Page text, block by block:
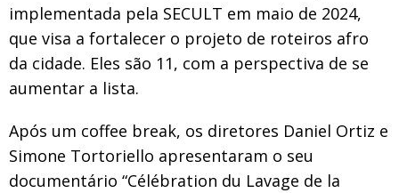
implementada pela SECULT em maio de 2024,
que visa a fortalecer o projeto de roteiros afro
da cidade. Eles são 11, com a perspectiva de se
aumentar a lista.
Após um coffee break, os diretores Daniel Ortiz e
Simone Tortoriello apresentaram o seu
documentário “Célébration du Lavage de la